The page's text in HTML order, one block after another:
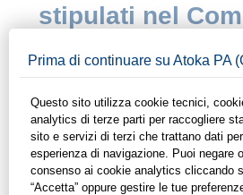
stipulati nel
ambito
regionale e
In questa sezione del sito di
ad alcuni dei contratti presenti nella
all'interno del Comune di Corvino San
Amministrazione regionale e locale.